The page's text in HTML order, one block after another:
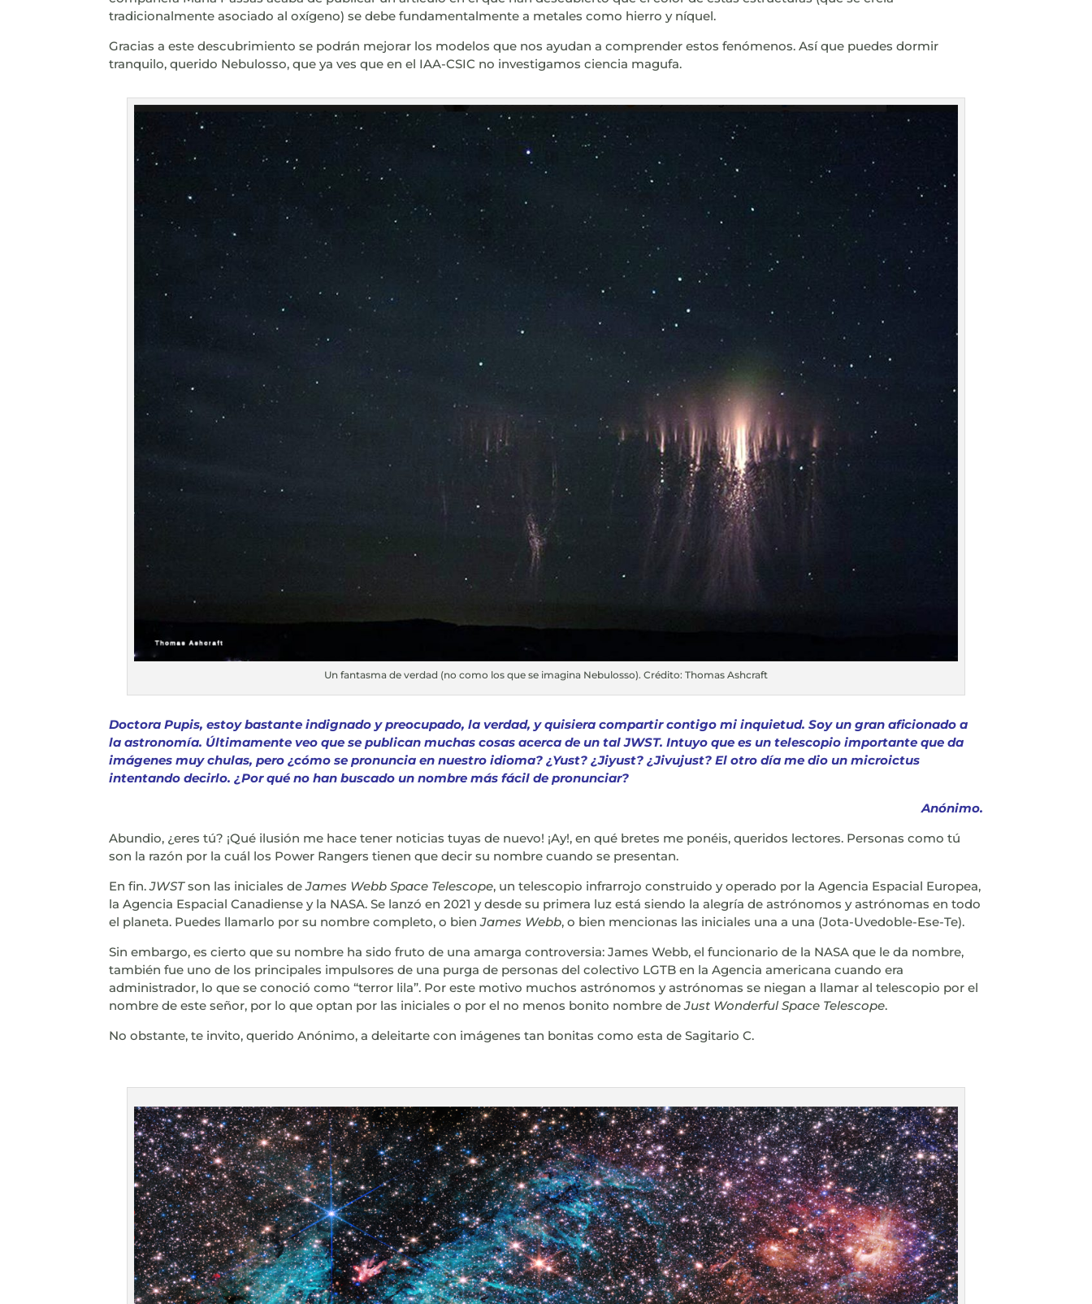
tradicionalmente asociado al oxígeno) se debe fundamentalmente a metales como hierro y níquel.
Gracias a este descubrimiento se podrán mejorar los modelos que nos ayudan a comprender estos fenómenos. Así que puedes dormir
tranquilo, querido Nebulosso, que ya ves que en el IAA-CSIC no investigamos ciencia magufa.
Un fantasma de verdad (no como los que se imagina Nebulosso). Crédito: Thomas Ashcraft
Doctora Pupis, estoy bastante indignado y preocupado, la verdad, y quisiera compartir contigo mi inquietud. Soy un gran aficionado a
la astronomía. Últimamente veo que se publican muchas cosas acerca de un tal JWST. Intuyo que es un telescopio importante que da
imágenes muy chulas, pero ¿cómo se pronuncia en nuestro idioma? ¿Yust? ¿Jiyust? ¿Jivujust? El otro día me dio un microictus
intentando decirlo. ¿Por qué no han buscado un nombre más fácil de pronunciar?
Anónimo.
Abundio, ¿eres tú? ¡Qué ilusión me hace tener noticias tuyas de nuevo! ¡Ay!, en qué bretes me ponéis, queridos lectores. Personas como tú
son la razón por la cuál los Power Rangers tienen que decir su nombre cuando se presentan.
En fin.JWSTson las iniciales deJames Webb Space Telescope, un telescopio infrarrojo construido y operado por la Agencia Espacial Europea,
la Agencia Espacial Canadiense y la NASA. Se lanzó en 2021 y desde su primera luz está siendo la alegría de astrónomos y astrónomas en todo
el planeta. Puedes llamarlo por su nombre completo, o bienJames Webb, o bien mencionas las iniciales una a una (Jota-Uvedoble-Ese-Te).
Sin embargo, es cierto que su nombre ha sido fruto de una amarga controversia: James Webb, el funcionario de la NASA que le da nombre,
también fue uno de los principales impulsores de una purga de personas del colectivo LGTB en la Agencia americana cuando era
administrador, lo que se conoció como “terror lila”. Por este motivo muchos astrónomos y astrónomas se niegan a llamar al telescopio por el
nombre de este señor, por lo que optan por las iniciales o por el no menos bonito nombre deJust Wonderful Space Telescope.
No obstante, te invito, querido Anónimo, a deleitarte con imágenes tan bonitas como esta de Sagitario C.